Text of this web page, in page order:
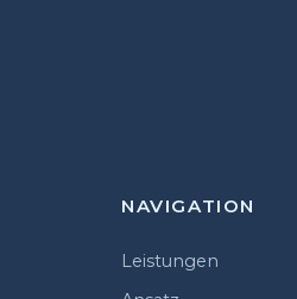
NAVIGATION
Leistungen